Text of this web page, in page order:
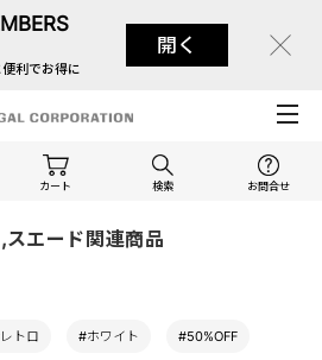
利でお得に
開く
カート 検索 お問合せ
エード関連商品
トロ #ホワイト #50%OFF